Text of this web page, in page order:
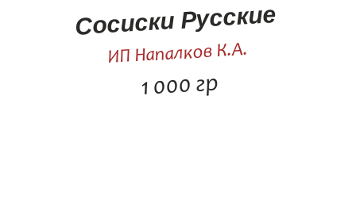
Сосиски Русские
ИП Напалков К.А.
1 000 гр